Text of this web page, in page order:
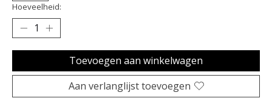
Hoeveelheid:
Toevoegen aan winkelwagen
Aan verlanglijst toevoegen